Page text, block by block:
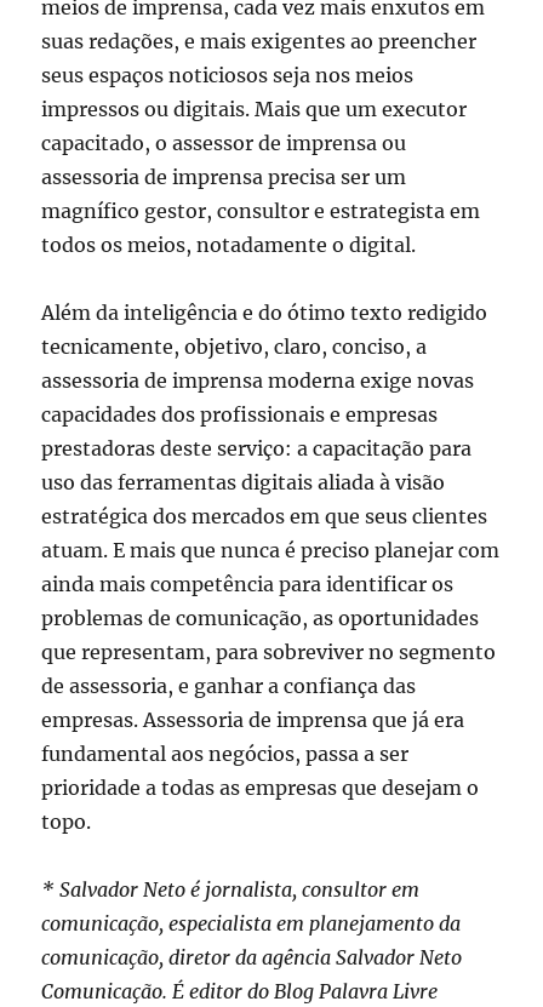
meios de imprensa, cada vez mais enxutos em
suas redações, e mais exigentes ao preencher
seus espaços noticiosos seja nos meios
impressos ou digitais. Mais que um executor
capacitado, o assessor de imprensa ou
assessoria de imprensa precisa ser um
magnífico gestor, consultor e estrategista em
todos os meios, notadamente o digital.
Além da inteligência e do ótimo texto redigido
tecnicamente, objetivo, claro, conciso, a
assessoria de imprensa moderna exige novas
capacidades dos profissionais e empresas
prestadoras deste serviço: a capacitação para
uso das ferramentas digitais aliada à visão
estratégica dos mercados em que seus clientes
atuam. E mais que nunca é preciso planejar com
ainda mais competência para identificar os
problemas de comunicação, as oportunidades
que representam, para sobreviver no segmento
de assessoria, e ganhar a confiança das
empresas. Assessoria de imprensa que já era
fundamental aos negócios, passa a ser
prioridade a todas as empresas que desejam o
topo.
* Salvador Neto é jornalista, consultor em
comunicação, especialista em planejamento da
comunicação, diretor da agência Salvador Neto
Comunicação. É editor do Blog Palavra Livre